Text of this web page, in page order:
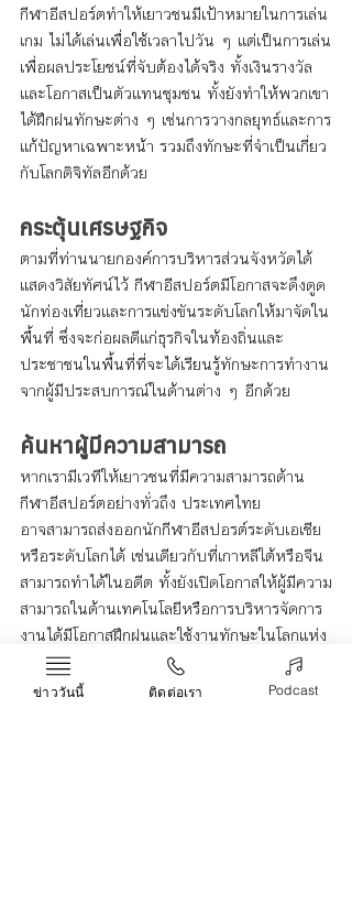
กีฬาอีสปอร์ตทำให้เยาวชนมีเป้าหมายในการเล่น
เกม ไม่ได้เล่นเพื่อใช้เวลาไปวัน ๆ แต่เป็นการเล่น
เพื่อผลประโยชน์ที่จับต้องได้จริง ทั้งเงินรางวัล
และโอกาสเป็นตัวแทนชุมชน ทั้งยังทำให้พวกเขา
ได้ฝึกฝนทักษะต่าง ๆ เช่นการวางกลยุทธ์และการ
แก้ปัญหาเฉพาะหน้า รวมถึงทักษะที่จำเป็นเกี่ยว
กับโลกดิจิทัลอีกด้วย
กระตุ้นเศรษฐกิจ
ตามที่ท่านนายกองค์การบริหารส่วนจังหวัดได้
แสดงวิสัยทัศน์ไว้ กีฬาอีสปอร์ตมีโอกาสจะดึงดูด
นักท่องเที่ยวและการแข่งขันระดับโลกให้มาจัดใน
พื้นที่ ซึ่งจะก่อผลดีแก่ธุรกิจในท้องถิ่นและ
ประชาชนในพื้นที่ที่จะได้เรียนรู้ทักษะการทำงาน
จากผู้มีประสบการณ์ในด้านต่าง ๆ อีกด้วย
ค้นหาผู้มีความสามารถ
หากเรามีเวทีให้เยาวชนที่มีความสามารถด้าน
กีฬาอีสปอร์ตอย่างทั่วถึง ประเทศไทย
อาจสามารถส่งออกนักกีฬาอีสปอรต์ระดับเอเชีย
หรือระดับโลกได้ เช่นเดียวกับที่เกาหลีใต้หรือจีน
สามารถทำได้ในอดีต ทั้งยังเปิดโอกาสให้ผู้มีความ
สามารถในด้านเทคโนโลยีหรือการบริหารจัดการ
งานได้มีโอกาสฝึกฝนและใช้งานทักษะในโลกแห่ง
ความเป็นจริงอีกด้วย
ข่าววันนี้ ติดต่อเรา Podcast